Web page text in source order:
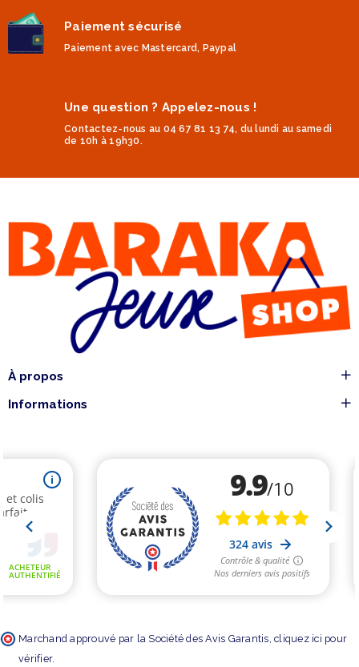
Paiement sécurisé
Paiement avec Mastercard, Paypal
Une question ? Appelez-nous !
Contactez-nous au 04 67 81 13 74, du lundi au samedi
de 10h à 19h30.
À propos
Informations
Marchand approuvé par la Société des Avis Garantis, cliquez ici pour
vérifier.